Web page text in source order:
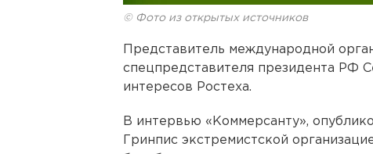
© Фото из открытых источников
Представитель международной
спецпредставителя президента РФ
интересов Ростеха.
В интервью «Коммерсанту»,
Гринпис экстремистской